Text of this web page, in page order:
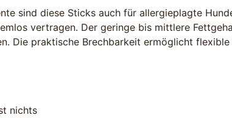
sind diese Sticks auch für allergieplagte
vertragen. Der geringe bis mittlere
Die praktische Brechbarkeit ermöglicht
nichts